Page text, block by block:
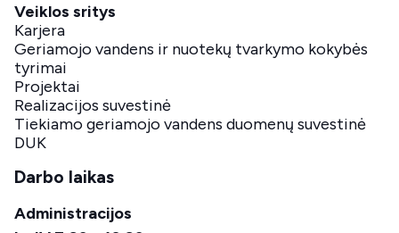
Veiklos sritys
Karjera
Geriamojo vandens ir nuotekų tvarkymo kokybės
tyrimai
Projektai
Realizacijos suvestinė
Tiekiamo geriamojo vandens duomenų suvestinė
DUK
Darbo laikas
Administracijos